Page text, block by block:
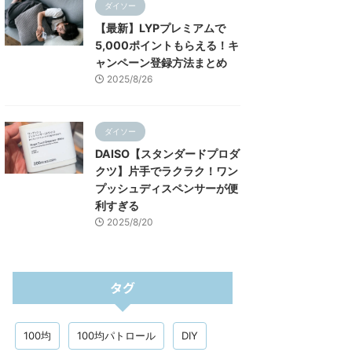
ダイソー
【最新】LYPプレミアムで
5,000ポイントもらえる！キ
ャンペーン登録方法まとめ
2025/8/26
ダイソー
DAISO【スタンダードプロダ
クツ】片手でラクラク！ワン
プッシュディスペンサーが便
利すぎる
2025/8/20
タグ
100均 100均パトロール DIY